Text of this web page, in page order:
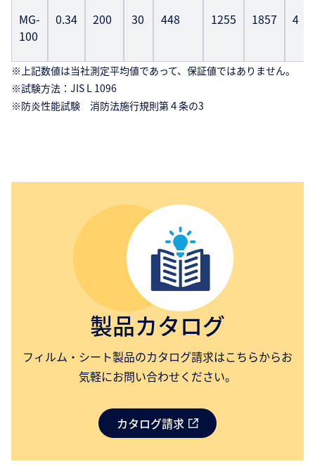
MG-
100
0.34 200 30 448 1255 1857 4
※上記数値は当社測定平均値であって、保証値ではありません。
※試験方法：JIS L 1096
※防炎性能試験 消防法施行規則第４条の3
製品カタログ
フィルム・シート製品のカタログ請求はこちらからお
気軽にお問い合わせください。
カタログ請求